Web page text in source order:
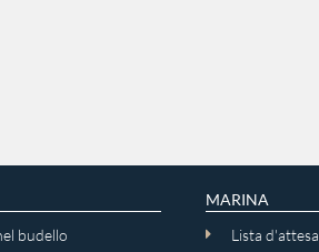
budello
MARINA
Lista d'attesa